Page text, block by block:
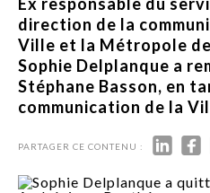
direction de la
Ville et la Métropole
Sophie Delplanque a
Stéphane Basson, en
communication de la
PARTAGER CE CONTENU :